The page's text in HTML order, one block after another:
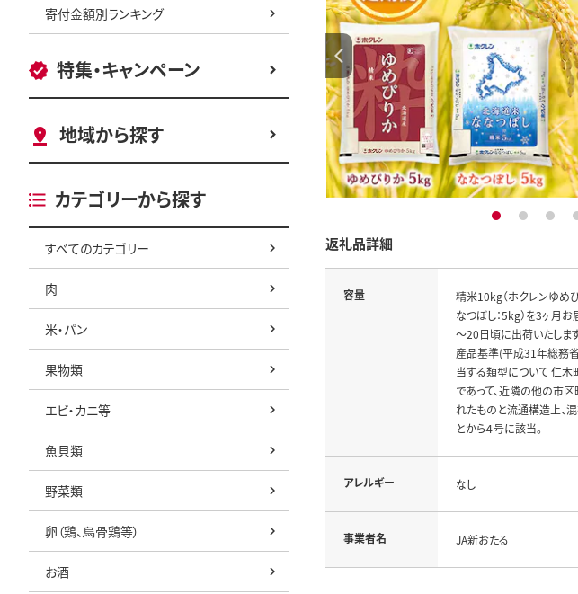
寄付金額別ランキング
特集・キャンペーン
地域から探す
カテゴリーから探す
すべてのカテゴリー
肉
米・パン
果物類
エビ・カニ等
魚貝類
野菜類
卵（鶏、烏骨鶏等）
お酒
1 2 3
返礼品詳細
容量
精米10kg（ホクレンゆめ
なつぼし：5kg）を3ヶ月
～20日頃に出荷いたし
産品基準(平成31年総務
当する類型について 仁
であって、近隣の他の市
れたものと流通構造上、
とから４号に該当。
アレルギー なし
事業者名 JA新おたる